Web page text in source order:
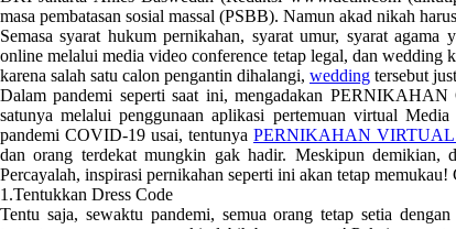
masa pembatasan sosial massal (PSBB). Namun akad nikah
Semasa syarat hukum pernikahan, syarat umur, syarat
online melalui media video conference tetap legal, dan wedding
karena salah satu calon pengantin dihalangi, wedding tersebut
Dalam pandemi seperti saat ini, mengadakan
satunya melalui penggunaan aplikasi pertemuan virtual
pandemi COVID-19 usai, tentunyaPERNIKAHAN VIRTUAL
dan orang terdekat mungkin gak hadir. Meskipun demikian,
Percayalah, inspirasi pernikahan seperti ini akan tetap
1.Tentukkan Dress Code
Tentu saja, sewaktu pandemi, semua orang tetap setia